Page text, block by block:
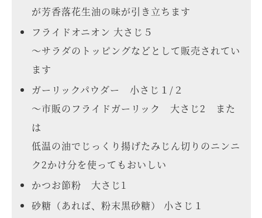
が芳香落花生油の味が引き立ちます
フライドオニオン 大さじ５
～サラダのトッピングなどとして販売されてい
ます
ガーリックパウダー 小さじ１/２
～市販のフライドガーリック 大さじ2 また
は
低温の油でじっくり揚げたみじん切りのニンニ
ク2かけ分を使ってもおいしい
かつお節粉 大さじ1
砂糖（あれば、粉末黒砂糖） 小さじ１